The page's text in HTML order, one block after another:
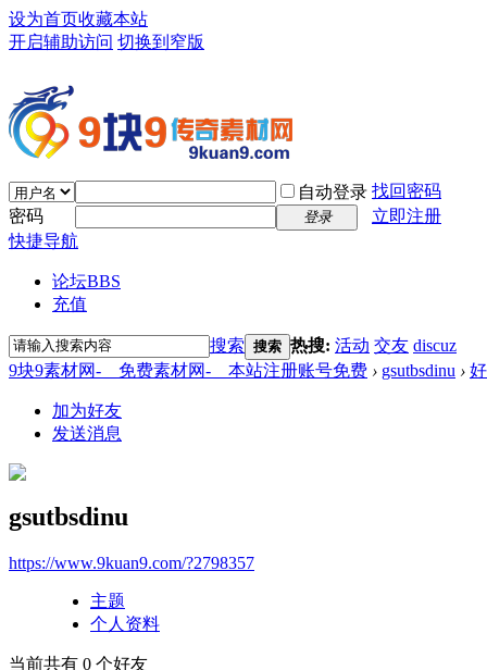
设为首页收藏本站
开启辅助访问 切换到窄版
自动登录 找回密码
密码
登录
立即注册
快捷导航
论坛BBS
充值
搜索 搜索 热搜: 活动 交友 discuz
9块9素材网-＿免费素材网-＿本站注册账号免费 › gsutbsdinu ›
加为好友
发送消息
gsutbsdinu
https://www.9kuan9.com/?2798357
主题
个人资料
当前共有 0 个好友